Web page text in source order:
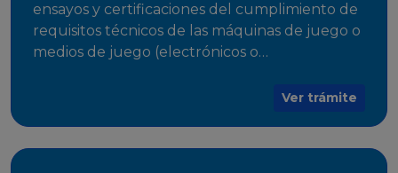
ensayos y certificaciones del cumplimiento de
requisitos técnicos de las máquinas de juego o
medios de juego (electrónicos o
medios de acceso al juego y juegos queVer trámite